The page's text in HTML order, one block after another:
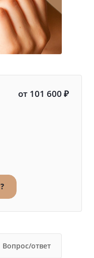
от 101 600 ₽
?
Вопрос/ответ